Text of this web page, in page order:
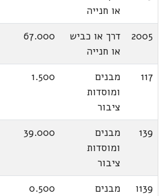
או חנייה
2005
דרך או כביש
או חנייה
67.000
117
מבנים
ומוסדות
ציבור
1.500
139
מבנים
ומוסדות
ציבור
39.000
139ו
מבנים
0.500